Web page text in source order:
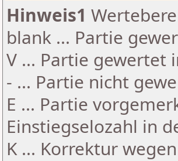
Hinweis1
blank ... Partie
V ... Partie gewertet
- ... Partie nicht
E ... Partie
Einstiegselozahl in
K ... Korrektur